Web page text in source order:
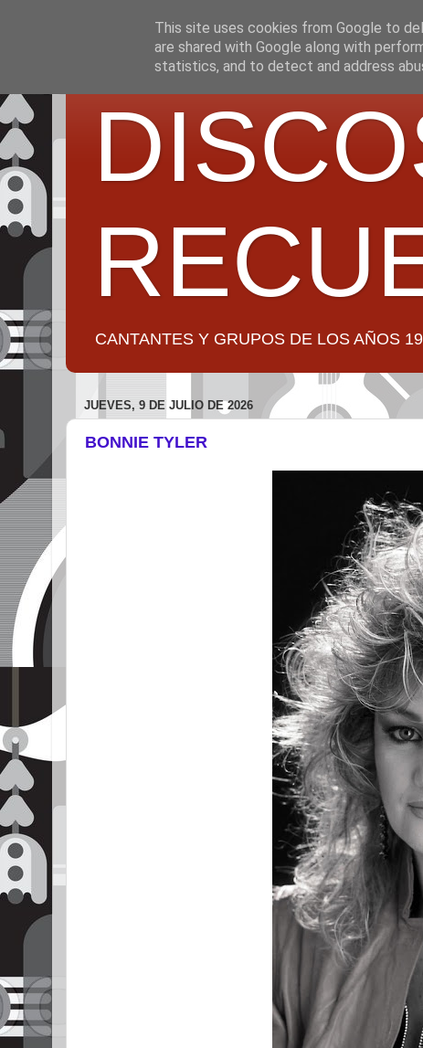
CANTANTES Y GRUPOS DE LOS AÑOS
JUEVES, 9 DE JULIO DE 2026
BONNIE TYLER
This site uses cookies from Google to
are shared with Google along with
statistics, and to detect and address